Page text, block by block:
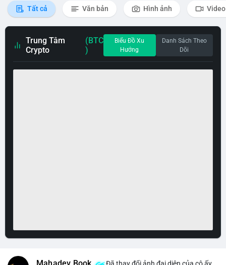
Tất cả Văn bản Hình ảnh Video
Trung Tâm
Crypto
(BTC
)
Biểu Đồ Xu
Hướng
Danh Sách Theo
Dõi